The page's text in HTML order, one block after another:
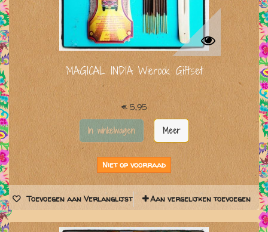
MAGICAL INDIA Wierook Giftset
€ 5,95
In winkelwagen Meer
Niet op voorraad
Toevoegen aan Verlanglijst Aan vergelijken toevoegen